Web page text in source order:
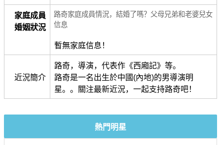
家庭成員
婚姻狀況
路奇家庭成員情況，結婚了嗎？父母兄弟和老婆兒女
信息
暫無家庭信息！
近況簡介
路奇，導演，代表作《西廂記》等。
路奇是一名出生於中國(內地)的男導演明
星。。關注最新近況，一起支持路奇吧！
熱門明星